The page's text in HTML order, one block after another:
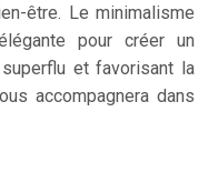
être. Le minimalisme
pour créer un
et favorisant la
accompagnera dans